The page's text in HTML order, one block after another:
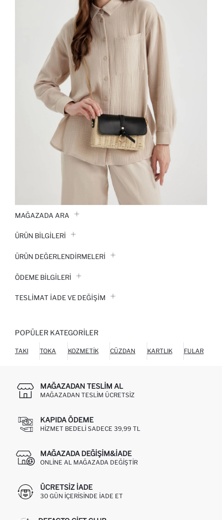
MAĞAZADA ARA
ÜRÜN BILGILERI
ÜRÜN DEĞERLENDİRMELERİ
ÖDEME BİLGİLERİ
TESLIMAT İADE VE DEĞIŞIM
POPÜLER KATEGORILER
TAKI TOKA KOZMETIK CÜZDAN KARTLIK FULAR
MAĞAZADAN TESLIM AL
MAĞAZADAN TESLIM ÜCRETSIZ
KAPIDA ÖDEME
HIZMET BEDELI SADECE 39,99 TL
MAĞAZADA DEĞIŞIM&İADE
ONLINE AL MAĞAZADA DEĞIŞTIR
ÜCRETSIZ IADE
30 GÜN IÇERISINDE IADE ET